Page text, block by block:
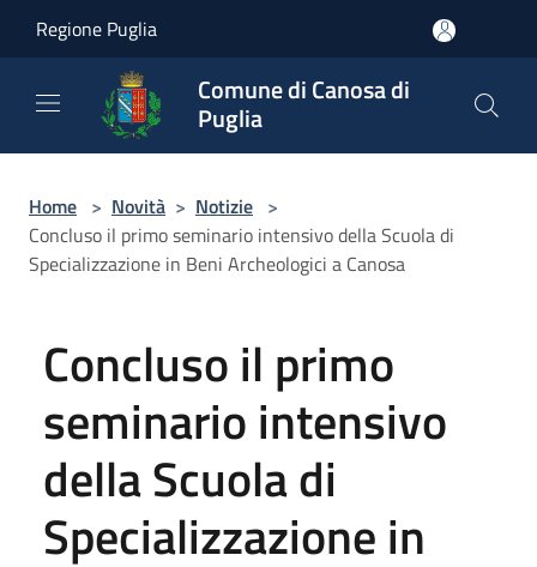
Regione Puglia
Comune di Canosa di
Puglia
Home > Novità > Notizie >
Concluso il primo seminario intensivo della Scuola di
Specializzazione in Beni Archeologici a Canosa
Concluso il primo
seminario intensivo
della Scuola di
Specializzazione in